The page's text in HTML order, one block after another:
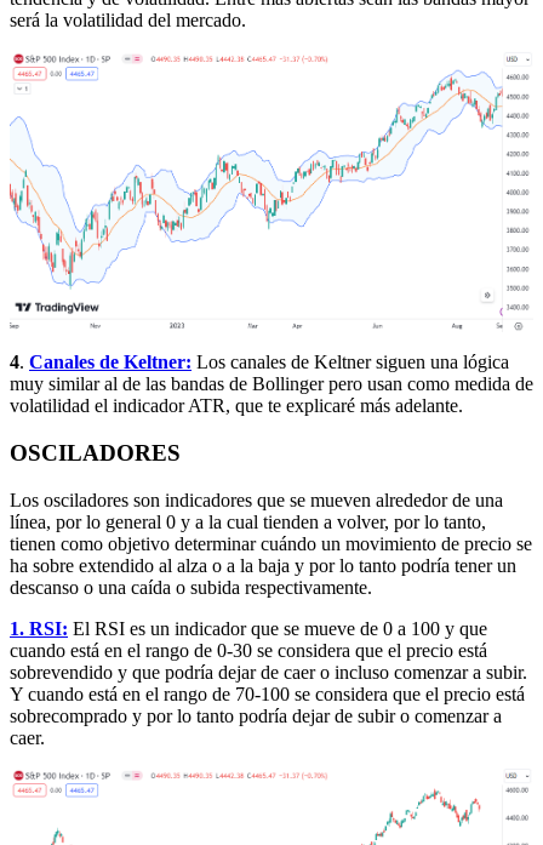
será la volatilidad del mercado.
4. Canales de Keltner: Los canales de Keltner siguen una lógica
muy similar al de las bandas de Bollinger pero usan como medida de
volatilidad el indicador ATR, que te explicaré más adelante.
OSCILADORES
Los osciladores son indicadores que se mueven alrededor de una
línea, por lo general 0 y a la cual tienden a volver, por lo tanto,
tienen como objetivo determinar cuándo un movimiento de precio se
ha sobre extendido al alza o a la baja y por lo tanto podría tener un
descanso o una caída o subida respectivamente.
1. RSI: El RSI es un indicador que se mueve de 0 a 100 y que
cuando está en el rango de 0-30 se considera que el precio está
sobrevendido y que podría dejar de caer o incluso comenzar a subir.
Y cuando está en el rango de 70-100 se considera que el precio está
sobrecomprado y por lo tanto podría dejar de subir o comenzar a
caer.